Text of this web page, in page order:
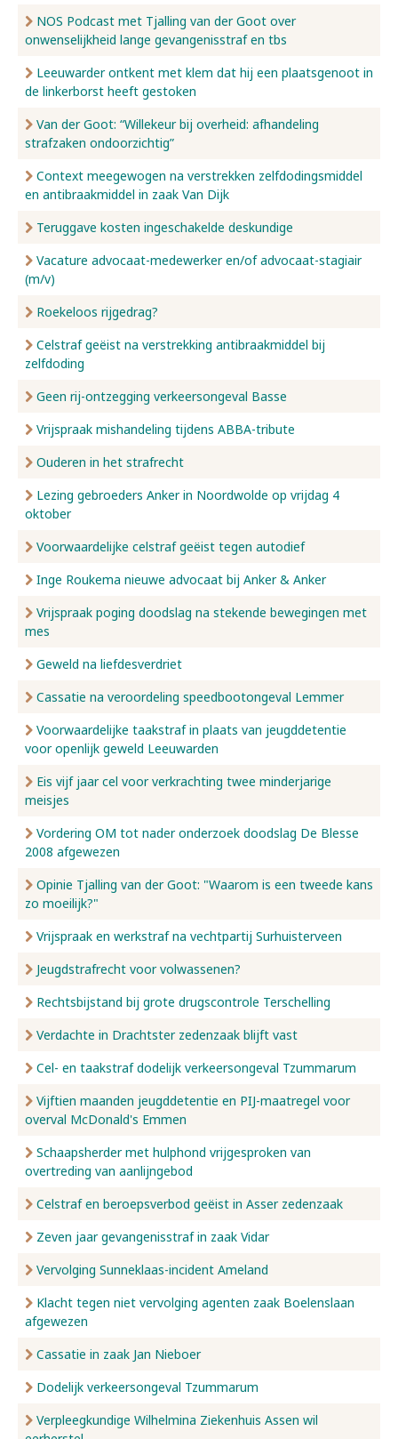
NOS Podcast met Tjalling van der Goot over
onwenselijkheid lange gevangenisstraf en tbs
Leeuwarder ontkent met klem dat hij een plaatsgenoot in
de linkerborst heeft gestoken
Van der Goot: “Willekeur bij overheid: afhandeling
strafzaken ondoorzichtig”
Context meegewogen na verstrekken zelfdodingsmiddel
en antibraakmiddel in zaak Van Dijk
Teruggave kosten ingeschakelde deskundige
Vacature advocaat-medewerker en/of advocaat-stagiair
(m/v)
Roekeloos rijgedrag?
Celstraf geëist na verstrekking antibraakmiddel bij
zelfdoding
Geen rij-ontzegging verkeersongeval Basse
Vrijspraak mishandeling tijdens ABBA-tribute
Ouderen in het strafrecht
Lezing gebroeders Anker in Noordwolde op vrijdag 4
oktober
Voorwaardelijke celstraf geëist tegen autodief
Inge Roukema nieuwe advocaat bij Anker & Anker
Vrijspraak poging doodslag na stekende bewegingen met
mes
Geweld na liefdesverdriet
Cassatie na veroordeling speedbootongeval Lemmer
Voorwaardelijke taakstraf in plaats van jeugddetentie
voor openlijk geweld Leeuwarden
Eis vijf jaar cel voor verkrachting twee minderjarige
meisjes
Vordering OM tot nader onderzoek doodslag De Blesse
2008 afgewezen
Opinie Tjalling van der Goot: "Waarom is een tweede kans
zo moeilijk?"
Vrijspraak en werkstraf na vechtpartij Surhuisterveen
Jeugdstrafrecht voor volwassenen?
Rechtsbijstand bij grote drugscontrole Terschelling
Verdachte in Drachtster zedenzaak blijft vast
Cel- en taakstraf dodelijk verkeersongeval Tzummarum
Vijftien maanden jeugddetentie en PIJ-maatregel voor
overval McDonald's Emmen
Schaapsherder met hulphond vrijgesproken van
overtreding van aanlijngebod
Celstraf en beroepsverbod geëist in Asser zedenzaak
Zeven jaar gevangenisstraf in zaak Vidar
Vervolging Sunneklaas-incident Ameland
Klacht tegen niet vervolging agenten zaak Boelenslaan
afgewezen
Cassatie in zaak Jan Nieboer
Dodelijk verkeersongeval Tzummarum
Verpleegkundige Wilhelmina Ziekenhuis Assen wil